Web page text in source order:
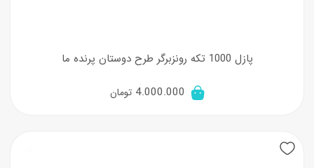
پازل 1000 تکه رونزبرگر طرح دوستان پرنده ما
4.000.000 تومان